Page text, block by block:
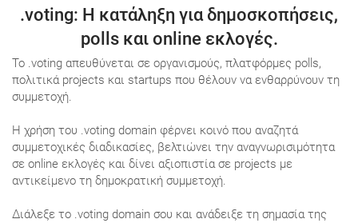
.voting: Η κατάληξη για δημοσκοπήσεις,
polls και online εκλογές.
Το .voting απευθύνεται σε οργανισμούς, πλατφόρμες polls,
πολιτικά projects και startups που θέλουν να ενθαρρύνουν τη
συμμετοχή.
Η χρήση του .voting domain φέρνει κοινό που αναζητά
συμμετοχικές διαδικασίες, βελτιώνει την αναγνωρισιμότητα
σε online εκλογές και δίνει αξιοπιστία σε projects με
αντικείμενο τη δημοκρατική συμμετοχή.
Διάλεξε το .voting domain σου και ανάδειξε τη σημασία της